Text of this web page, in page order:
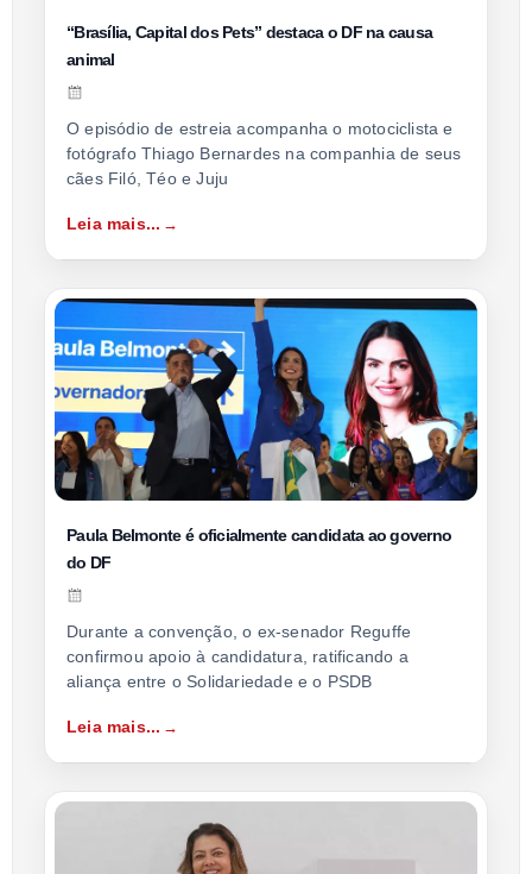
“Brasília, Capital dos Pets” destaca o DF na causa
animal
O episódio de estreia acompanha o motociclista e
fotógrafo Thiago Bernardes na companhia de seus
cães Filó, Téo e Juju
Leia mais...
Paula Belmonte é oficialmente candidata ao governo
do DF
Durante a convenção, o ex-senador Reguffe
confirmou apoio à candidatura, ratificando a
aliança entre o Solidariedade e o PSDB
Leia mais...